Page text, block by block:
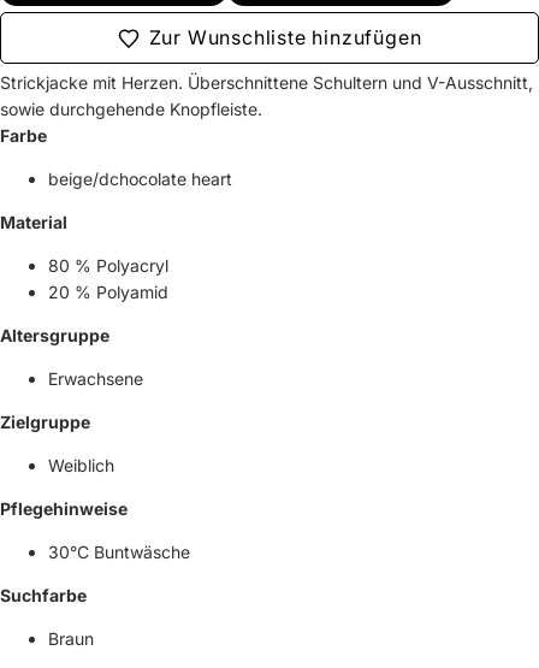
Zur Wunschliste hinzufügen
Strickjacke mit Herzen. Überschnittene Schultern und V-Ausschnitt,
sowie durchgehende Knopfleiste.
Farbe
beige/dchocolate heart
Material
80 % Polyacryl
20 % Polyamid
Altersgruppe
Erwachsene
Zielgruppe
Weiblich
Pflegehinweise
30°C Buntwäsche
Suchfarbe
Braun